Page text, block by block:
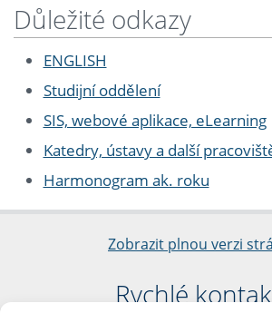
Důležité odkazy
ENGLISH
Studijní oddělení
SIS, webové aplikace, eLearning
Katedry, ústavy a další
Harmonogram ak. roku
Zobrazit plnou verzi
Rychlé